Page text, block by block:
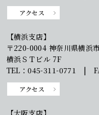
アクセス
【横浜支店】
〒220-0004 神奈川県横浜
横浜ＳＴビル 7F
TEL：045-311-0771 |
アクセス